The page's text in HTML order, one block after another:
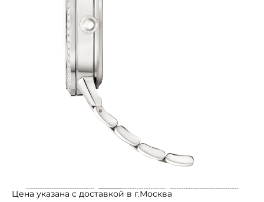
Цена указана с доставкой в г.Москва